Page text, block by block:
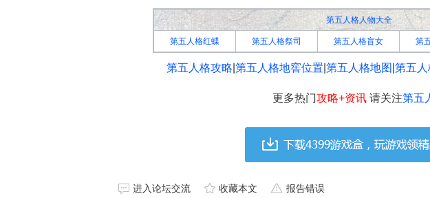
第五人格人物大全
第五人格红蝶 第五人格祭司 第五人格盲女 第
第五人格攻略 第五人格地窖位置 第五人格地图 第五
更多热门攻略+资讯请关注第五
进入论坛交流 收藏本文 报告错误